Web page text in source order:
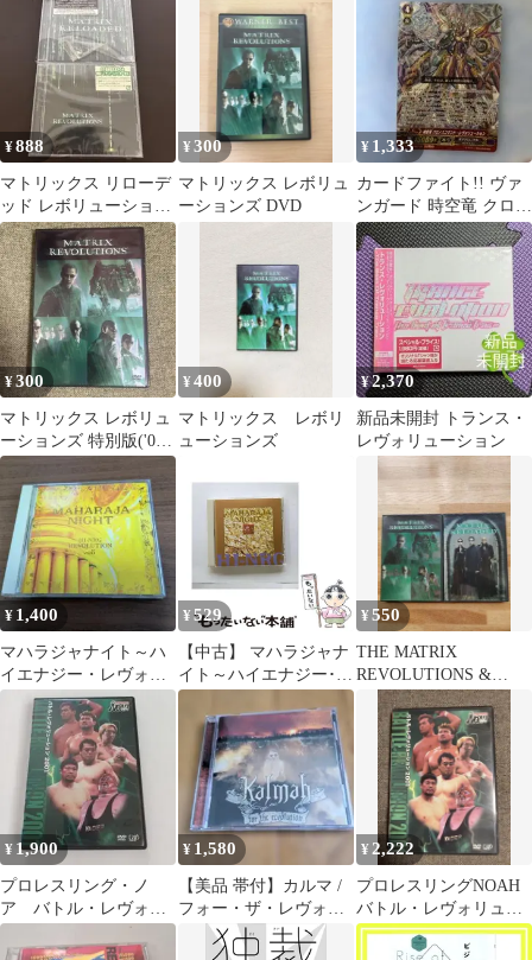
¥888
マトリックス リローデ
ッド レボリューション
ズ サウンドトラック
¥300
マトリックス レボリュ
ーションズ DVD
¥ 1,333
カードファイト!! ヴァ
ンガード 時空竜 クロノ
スコマンド・レヴォリ
ューション
¥300
マトリックス レボリュ
ーションズ 特別版('03
米)〈2枚組〉 セル版
¥400
マトリックス レボリ
ューションズ
¥2,370
新品未開封 トランス・
レヴォリューション
¥ 1,400
マハラジャナイト～ハ
イエナジー・レヴォリ
ューションVol.6
¥ 529
【中古】 マハラジャナ
イト～ハイエナジー･レ
ヴォリューション / オ
ムニバス / エイベック
¥550
THE MATRIX
REVOLUTIONS &
RELOADED DVD
¥ 1,900
プロレスリング・ノ
ア バトル・レヴォリ
ューション 2001 DVD
¥ 1,580
【美品 帯付】カルマ /
フォー・ザ・レヴォリ
ューション 国内盤 CD
¥ 2,222
プロレスリングNOAH
バトル・レヴォリュー
ション2001 DVD